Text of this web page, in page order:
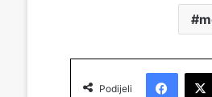
Podijeli
Facebook